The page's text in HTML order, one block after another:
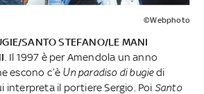
©Webphoto
SANTO STEFANO/LE MANI
. Il 1997 è per Amendola un anno
escono c’è Un paradiso di bugiedi
interpreta il portiere Sergio. Poi Santo